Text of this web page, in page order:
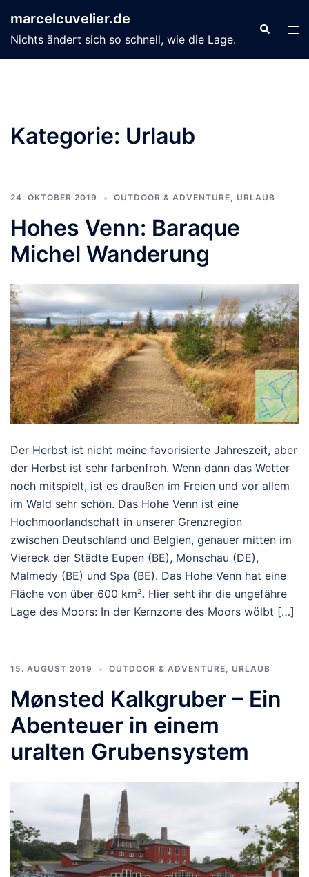
Inhalt
springen
marcelcuvelier.de
Nichts ändert sich so schnell, wie die Lage.
Suche
Kategorie: Urlaub
24. OKTOBER 2019 OUTDOOR & ADVENTURE, URLAUB
Hohes Venn: Baraque
Michel Wanderung
Der Herbst ist nicht meine favorisierte Jahreszeit, aber
der Herbst ist sehr farbenfroh. Wenn dann das Wetter
noch mitspielt, ist es draußen im Freien und vor allem
im Wald sehr schön. Das Hohe Venn ist eine
Hochmoorlandschaft in unserer Grenzregion
zwischen Deutschland und Belgien, genauer mitten im
Viereck der Städte Eupen (BE), Monschau (DE),
Malmedy (BE) und Spa (BE). Das Hohe Venn hat eine
Fläche von über 600 km². Hier seht ihr die ungefähre
Lage des Moors: In der Kernzone des Moors wölbt […]
15. AUGUST 2019 OUTDOOR & ADVENTURE URLAUB
Mønsted Kalkgruber – Ein
Abenteuer in einem
uralten Grubensystem